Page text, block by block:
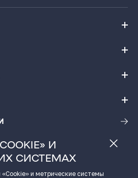
«Жигулевская долина»
теме
И
СИСТЕМАХ
и метрические системы